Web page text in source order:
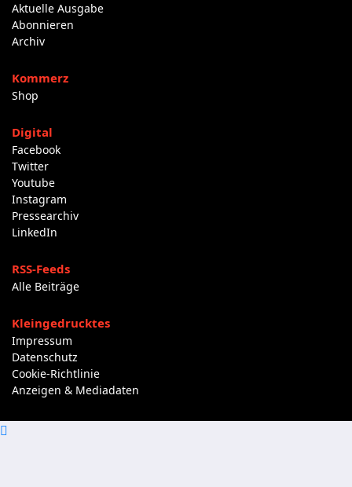
Aktuelle Ausgabe
Abonnieren
Archiv
Kommerz
Shop
Digital
Facebook
Twitter
Youtube
Instagram
Pressearchiv
LinkedIn
RSS-Feeds
Alle Beiträge
Kleingedrucktes
Impressum
Datenschutz
Cookie-Richtlinie
Anzeigen & Mediadaten